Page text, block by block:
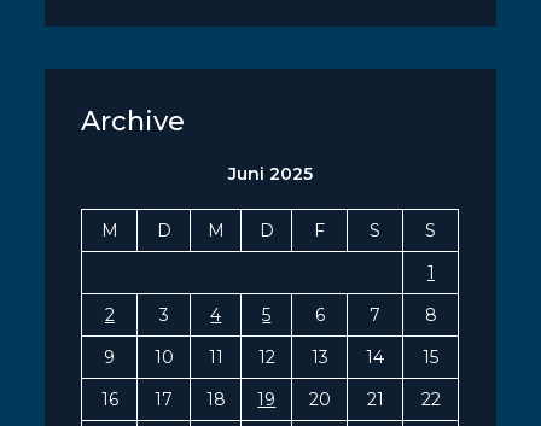
Archive
Juni 2025
M D M D F S
S
1
2
3 4 5 6 7
8
9
10 11 12 13 14
15
16
17 18 19 20 21 22